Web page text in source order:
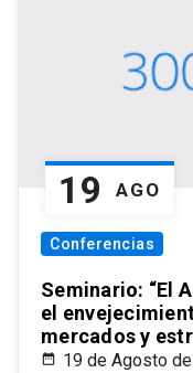
19 AGO
Conferencias
Seminario: “El
el
mercados y
19 de Agosto